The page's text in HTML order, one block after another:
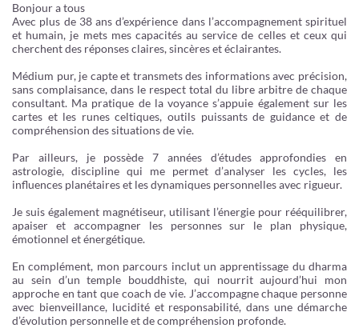
Bonjour a tous
Avec plus de 38 ans d’expérience dans l’accompagnement spirituel
et humain, je mets mes capacités au service de celles et ceux qui
cherchent des réponses claires, sincères et éclairantes.
Médium pur, je capte et transmets des informations avec précision,
sans complaisance, dans le respect total du libre arbitre de chaque
consultant. Ma pratique de la voyance s’appuie également sur les
cartes et les runes celtiques, outils puissants de guidance et de
compréhension des situations de vie.
Par ailleurs, je possède 7 années d’études approfondies en
astrologie, discipline qui me permet d’analyser les cycles, les
influences planétaires et les dynamiques personnelles avec rigueur.
Je suis également magnétiseur, utilisant l’énergie pour rééquilibrer,
apaiser et accompagner les personnes sur le plan physique,
émotionnel et énergétique.
En complément, mon parcours inclut un apprentissage du dharma
au sein d’un temple bouddhiste, qui nourrit aujourd’hui mon
approche en tant que coach de vie. J’accompagne chaque personne
avec bienveillance, lucidité et responsabilité, dans une démarche
d’évolution personnelle et de compréhension profonde.